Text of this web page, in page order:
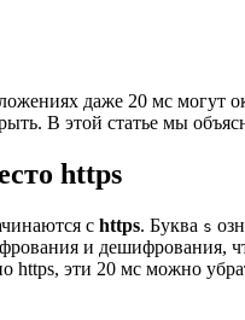
даже 20 мс
В этой статье мы
https
с https. Буква s
и дешифрования,
https, эти 20 мс можно